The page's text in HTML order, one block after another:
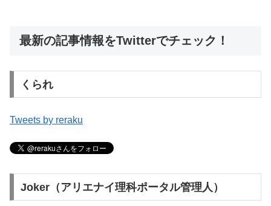
最新の記事情報をTwitterでチェック！
くられ
Tweets by reraku
Joker（アリエナイ理科ポータル管理人）